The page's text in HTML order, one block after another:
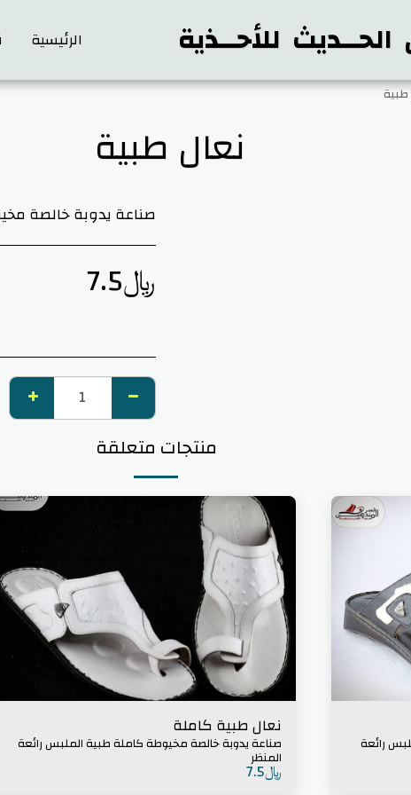
للأحــذية الرئيسية
طبية
نعال طبية
صناعة يدوبة خالصة
﷼7.5
منتجات متعلقة
كاملة طبية الملبس رائعة
نعال طبية كاملة
صناعة يدوبة خالصة مخيوطة كاملة طبية الملبس رائعة
المنظر
﷼7.5